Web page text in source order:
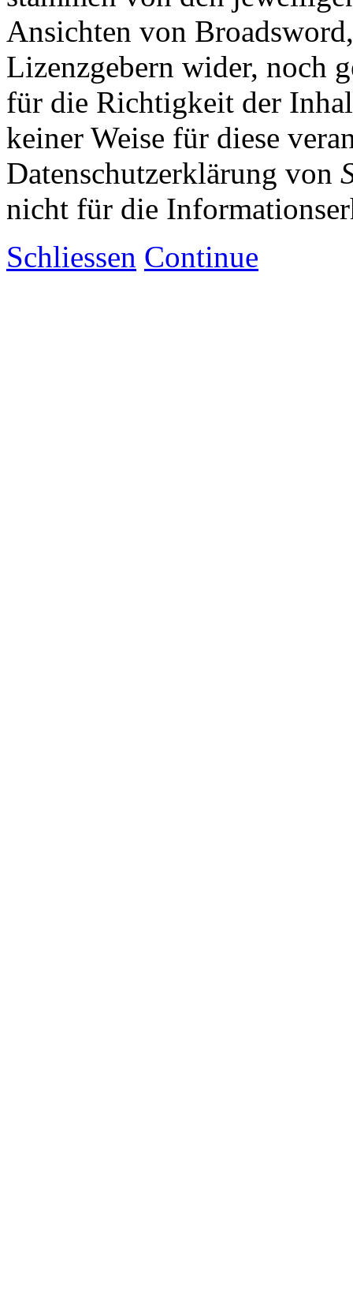
Ansichten von
Lizenzgebern wider, noch
für die Richtigkeit der
keiner Weise für diese
Datenschutzerklärung von
nicht für die
Schliessen Continue